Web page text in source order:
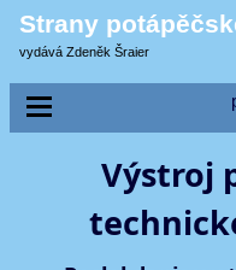
Strany
vydává Zdeněk Šraier
Výstroj